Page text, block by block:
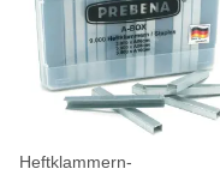
Heftklammern-